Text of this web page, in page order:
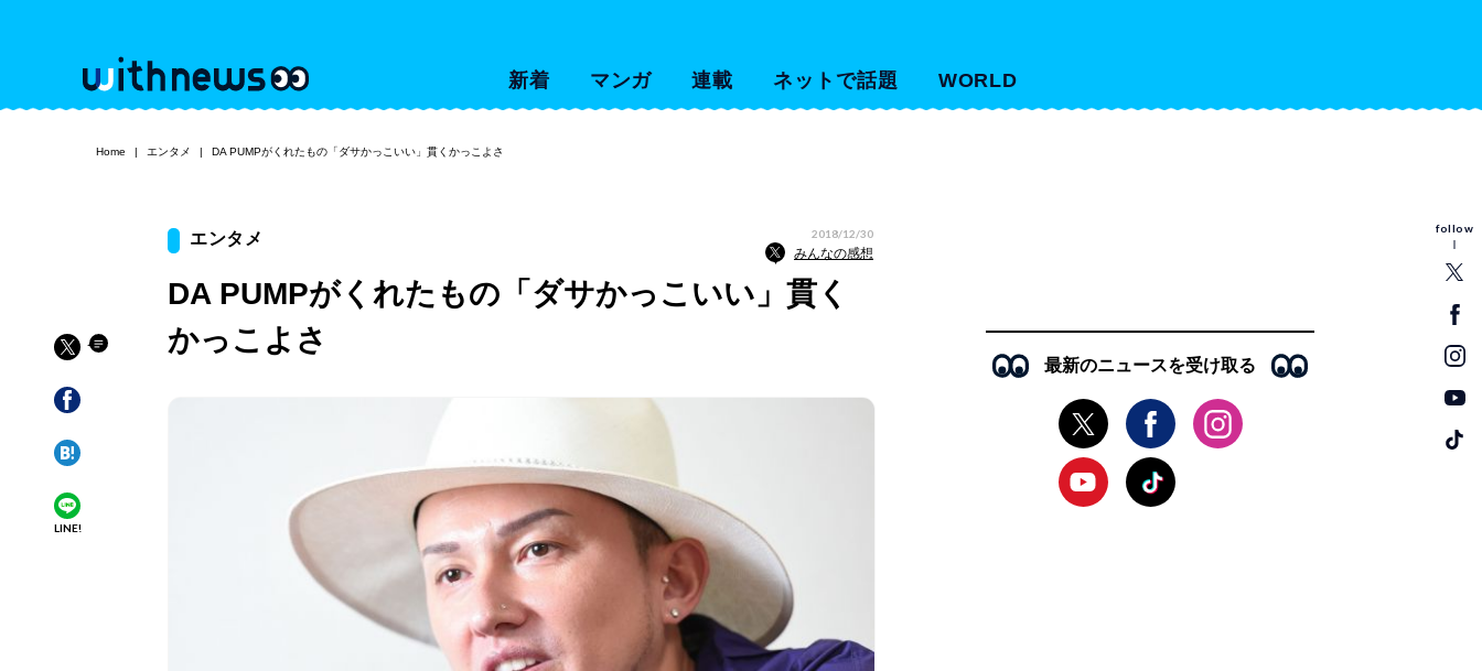
新着 マンガ 連載 ネットで話題 WORLD
follow
Home エンタメ DA PUMPがくれたもの「ダサかっこいい」貫くかっこよさ
LINE!
エンタメ 2018/12/30
みんなの感想
DA PUMPがくれたもの「ダサかっこいい」貫く
かっこよさ
最新のニュースを受け取る